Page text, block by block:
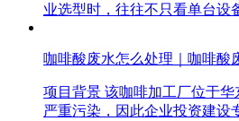
业选型时，往往不只看单台
咖啡酸废水怎么处理｜咖啡酸
项目背景 该咖啡加工厂位于
严重污染，因此企业投资建